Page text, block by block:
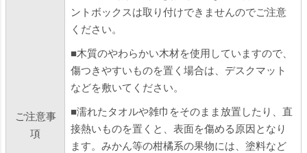
ご注意事
項
ントボックスは取り付けできませんのでご注意
ください。
■木質のやわらかい木材を使用していますので、
傷つきやすいものを置く場合は、デスクマット
などを敷いてください。
■濡れたタオルや雑巾をそのまま放置したり、直
接熱いものを置くと、表面を傷める原因となり
ます。みかん等の柑橘系の果物には、塗料など